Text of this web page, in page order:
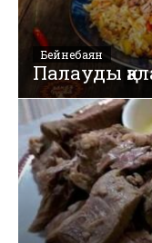
Бейнебаян
Палауды